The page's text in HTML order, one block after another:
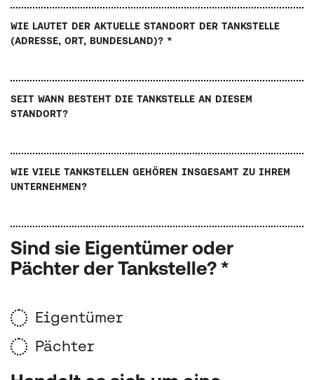
WIE LAUTET DER AKTUELLE STANDORT DER TANKSTELLE
(ADRESSE, ORT, BUNDESLAND)? *
SEIT WANN BESTEHT DIE TANKSTELLE AN DIESEM
STANDORT?
WIE VIELE TANKSTELLEN GEHÖREN INSGESAMT ZU IHREM
UNTERNEHMEN?
Sind sie Eigentümer oder
Pächter der Tankstelle? *
Eigentümer
Pächter